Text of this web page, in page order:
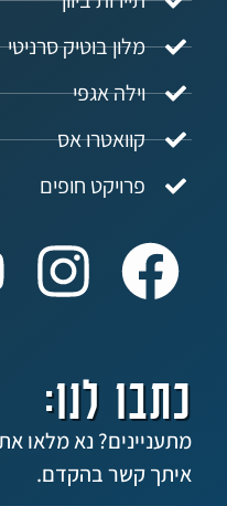
בוטיק סרניטי
אגפי
אס
חופים
לנו:
נא מלאו את הטופס
בהקדם.